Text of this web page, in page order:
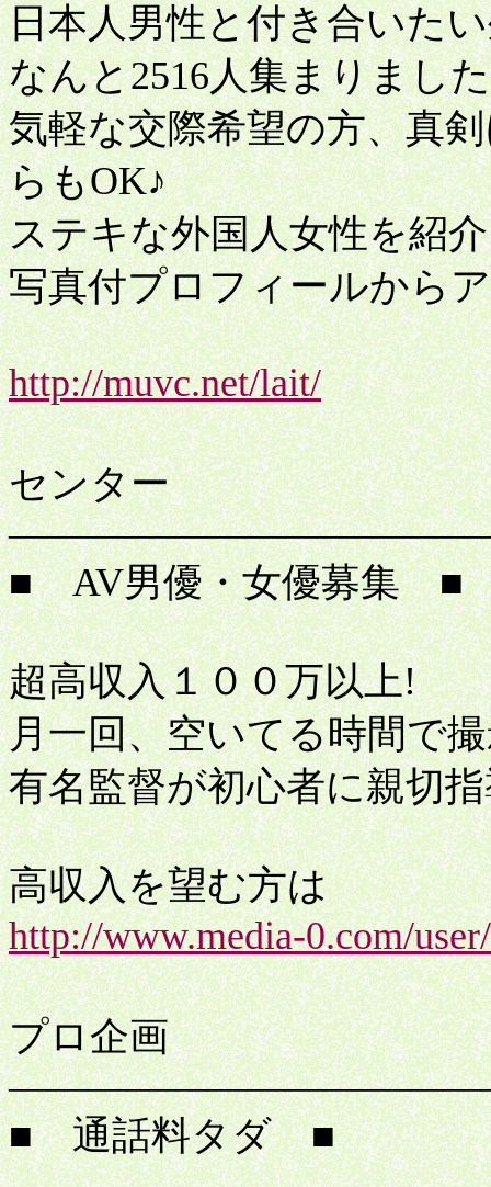
日本人男性と付き合いた
なんと2516人集まりまし
気軽な交際希望の方、真
らもOK♪
ステキな外国人女性を紹
写真付プロフィールから
http://muvc.net/lait/
ＴＣ
センター
■ AV男優・女優募集 ■
超高収入１００万以上!
月一回、空いてる時間で
有名監督が初心者に親切
高収入を望む方は
http://www.media-0.com/
プロ企画
■ 通話料タダ ■